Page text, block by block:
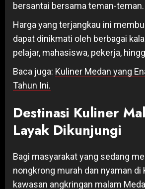
bersantai bersama teman-teman.
Harga yang terjangkau ini
dapat dinikmati oleh berbagai
pelajar, mahasiswa, pekerja,
Baca juga: Kuliner Medan yang
Tahun Ini.
Destinasi Kuliner
Layak Dikunjungi
Bagi masyarakat yang sedang
nongkrong murah dan nyaman di
kawasan angkringan malam